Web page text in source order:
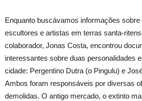
Enquanto buscávamos informações sobre
escultores e artistas em terras santa-
colaborador, Jonas Costa, encontrou
interessantes sobre duas personalidades
cidade: Pergentino Dutra (o Pingulu) e
Ambos foram responsáveis por diversas
demolidas. O antigo mercado, o extinto